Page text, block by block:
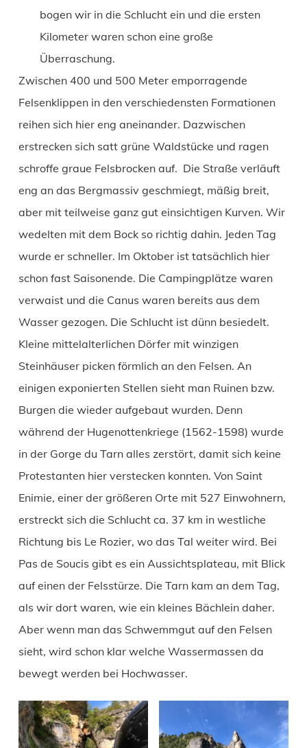
bogen wir in die Schlucht ein und die ersten
Kilometer waren schon eine große
Überraschung.
Zwischen 400 und 500 Meter emporragende
Felsenklippen in den verschiedensten Formationen
reihen sich hier eng aneinander. Dazwischen
erstrecken sich satt grüne Waldstücke und ragen
schroffe graue Felsbrocken auf. Die Straße verläuft
eng an das Bergmassiv geschmiegt, mäßig breit,
aber mit teilweise ganz gut einsichtigen Kurven. Wir
wedelten mit dem Bock so richtig dahin. Jeden Tag
wurde er schneller. Im Oktober ist tatsächlich hier
schon fast Saisonende. Die Campingplätze waren
verwaist und die Canus waren bereits aus dem
Wasser gezogen. Die Schlucht ist dünn besiedelt.
Kleine mittelalterlichen Dörfer mit winzigen
Steinhäuser picken förmlich an den Felsen. An
einigen exponierten Stellen sieht man Ruinen bzw.
Burgen die wieder aufgebaut wurden. Denn
während der Hugenottenkriege (1562-1598) wurde
in der Gorge du Tarn alles zerstört, damit sich keine
Protestanten hier verstecken konnten. Von Saint
Enimie, einer der größeren Orte mit 527 Einwohnern,
erstreckt sich die Schlucht ca. 37 km in westliche
Richtung bis Le Rozier, wo das Tal weiter wird. Bei
Pas de Soucis gibt es ein Aussichtsplateau, mit Blick
auf einen der Felsstürze. Die Tarn kam an dem Tag,
als wir dort waren, wie ein kleines Bächlein daher.
Aber wenn man das Schwemmgut auf den Felsen
sieht, wird schon klar welche Wassermassen da
bewegt werden bei Hochwasser.